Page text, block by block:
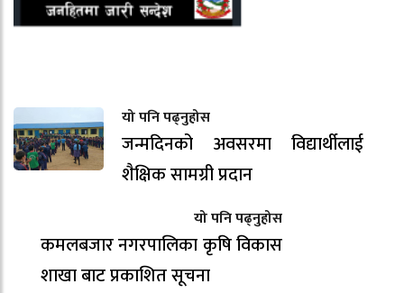
यो पनि पढ्नुहोस
जन्मदिनको अवसरमा विद्यार्थीलाई
शैक्षिक सामग्री प्रदान
यो पनि पढ्नुहोस
कमलबजार नगरपालिका कृषि विकास
शाखा बाट प्रकाशित सूचना